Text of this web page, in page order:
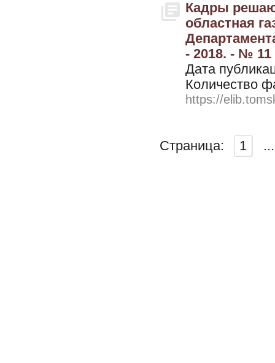
Кадры
областная
- 2018. - № 11
Дата
Количество
https://
Страница: 1 ...